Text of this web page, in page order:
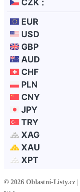
© 2026 Oblastní-Listy.cz |